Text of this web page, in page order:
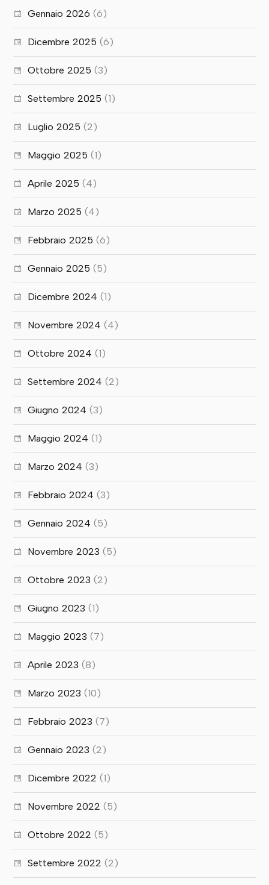
Gennaio 2026 (6)
Dicembre 2025 (6)
Ottobre 2025 (3)
Settembre 2025 (1)
Luglio 2025 (2)
Maggio 2025 (1)
Aprile 2025 (4)
Marzo 2025 (4)
Febbraio 2025 (6)
Gennaio 2025 (5)
Dicembre 2024 (1)
Novembre 2024 (4)
Ottobre 2024 (1)
Settembre 2024 (2)
Giugno 2024 (3)
Maggio 2024 (1)
Marzo 2024 (3)
Febbraio 2024 (3)
Gennaio 2024 (5)
Novembre 2023 (5)
Ottobre 2023 (2)
Giugno 2023 (1)
Maggio 2023 (7)
Aprile 2023 (8)
Marzo 2023 (10)
Febbraio 2023 (7)
Gennaio 2023 (2)
Dicembre 2022 (1)
Novembre 2022 (5)
Ottobre 2022 (5)
Settembre 2022 (2)